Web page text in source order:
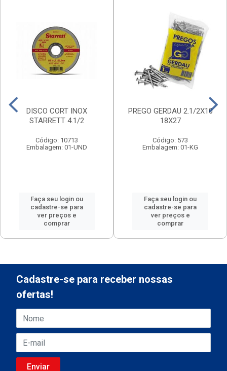
DISCO CORT INOX
STARRETT 4.1/2
Código: 10713
Embalagem: 01-UND
Faça seu login ou
cadastre-se para
ver preços e
comprar
PREGO GERDAU 2.1/2X10
18X27
Código: 573
Embalagem: 01-KG
Faça seu login ou
cadastre-se para
ver preços e
comprar
Cadastre-se para receber nossas
ofertas!